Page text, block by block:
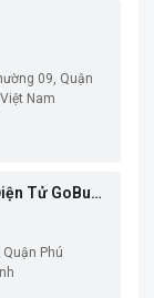
09, Quận
Nam
Tử GoBuy
Phú